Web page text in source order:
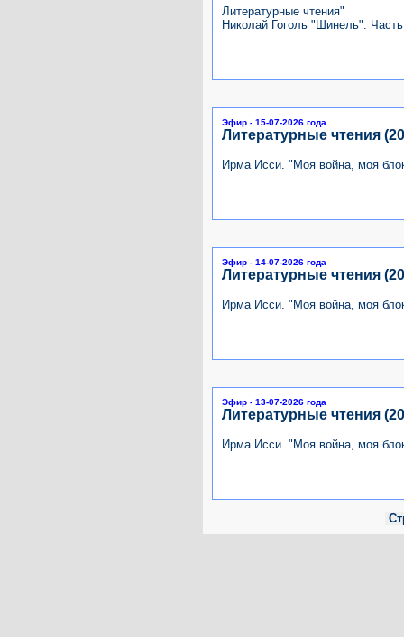
Литературные чтения"
Николай Гоголь "Шинель".
Эфир - 15-07-2026 года
Литературные чтения
Ирма Исси. "Моя война, моя
Эфир - 14-07-2026 года
Литературные чтения
Ирма Исси. "Моя война, моя
Эфир - 13-07-2026 года
Литературные чтения
Ирма Исси. "Моя война, моя